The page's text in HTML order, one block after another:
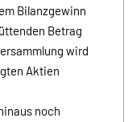
Bilanzgewinn
Betrag
wird
Aktien
noch